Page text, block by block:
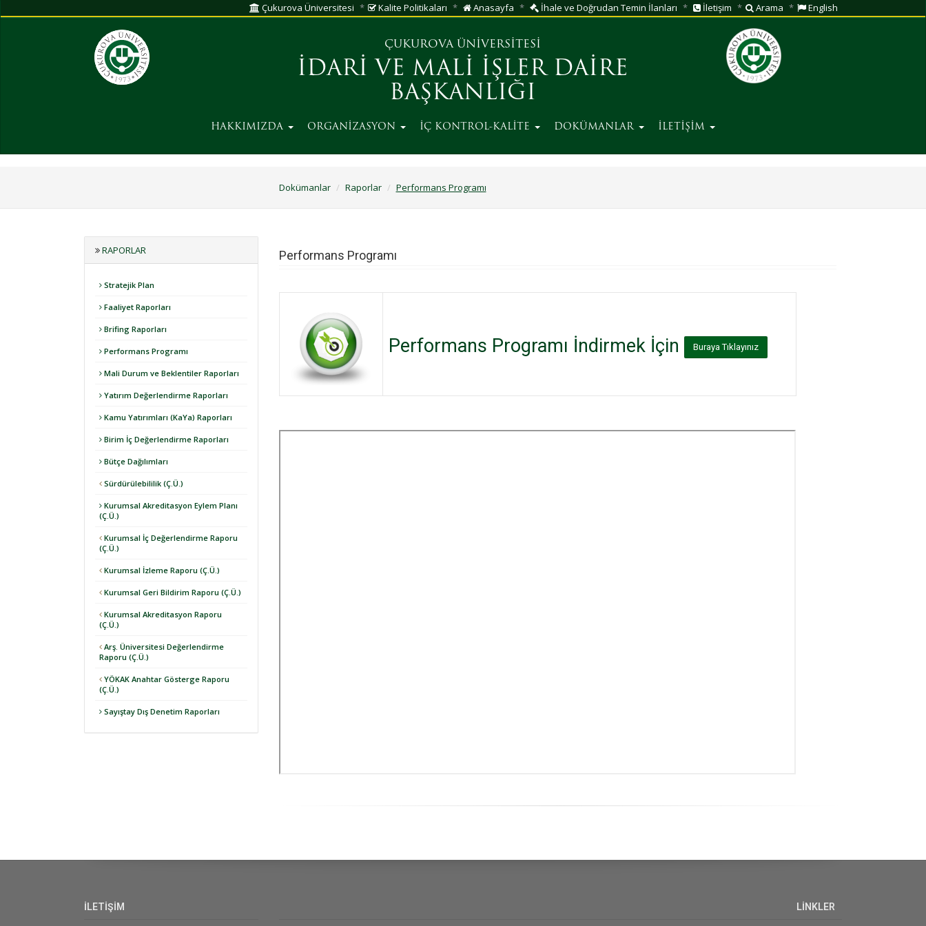
Çukurova Üniversitesi Kalite Politikaları Anasayfa İhale ve Doğrudan Temin İlanları İletişim Arama English
ÇUKUROVA ÜNİVERSİTESİ
İDARİ VE MALİ İŞLER DAİRE
BAŞKANLIĞI
HAKKIMIZDA ORGANİZASYON İÇ KONTROL-KALİTE DOKÜMANLAR İLETİŞİM
Dokümanlar Raporlar Performans Programı
RAPORLAR
Stratejik Plan
Faaliyet Raporları
Brifing Raporları
Performans Programı
Mali Durum ve Beklentiler Raporları
Yatırım Değerlendirme Raporları
Kamu Yatırımları (KaYa) Raporları
Birim İç Değerlendirme Raporları
Bütçe Dağılımları
Sürdürülebililik (Ç.Ü.)
Kurumsal Akreditasyon Eylem Planı
(Ç.Ü.)
Kurumsal İç Değerlendirme Raporu
(Ç.Ü.)
Kurumsal İzleme Raporu (Ç.Ü.)
Kurumsal Geri Bildirim Raporu (Ç.Ü.)
Kurumsal Akreditasyon Raporu
(Ç.Ü.)
Arş. Üniversitesi Değerlendirme
Raporu (Ç.Ü.)
YÖKAK Anahtar Gösterge Raporu
(Ç.Ü.)
Sayıştay Dış Denetim Raporları
Performans Programı
Performans Programı İndirmek İçin Buraya Tıklayınız
İLETİŞİM LİNKLER